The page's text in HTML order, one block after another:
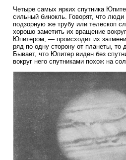
Четыре самых ярких спутника
сильный бинокль. Говорят, что
подзорную же трубу или телескоп
хорошо заметить их вращение
Юпитером, — происходит их
ряд по одну сторону от планеты,
Бывает, что Юпитер виден без
вокруг него спутниками похож на